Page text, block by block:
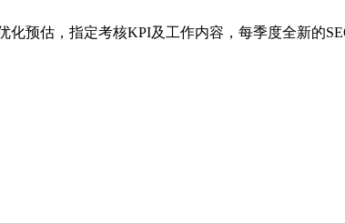
化预估，指定考核KPI及工作内容，每季度全新的